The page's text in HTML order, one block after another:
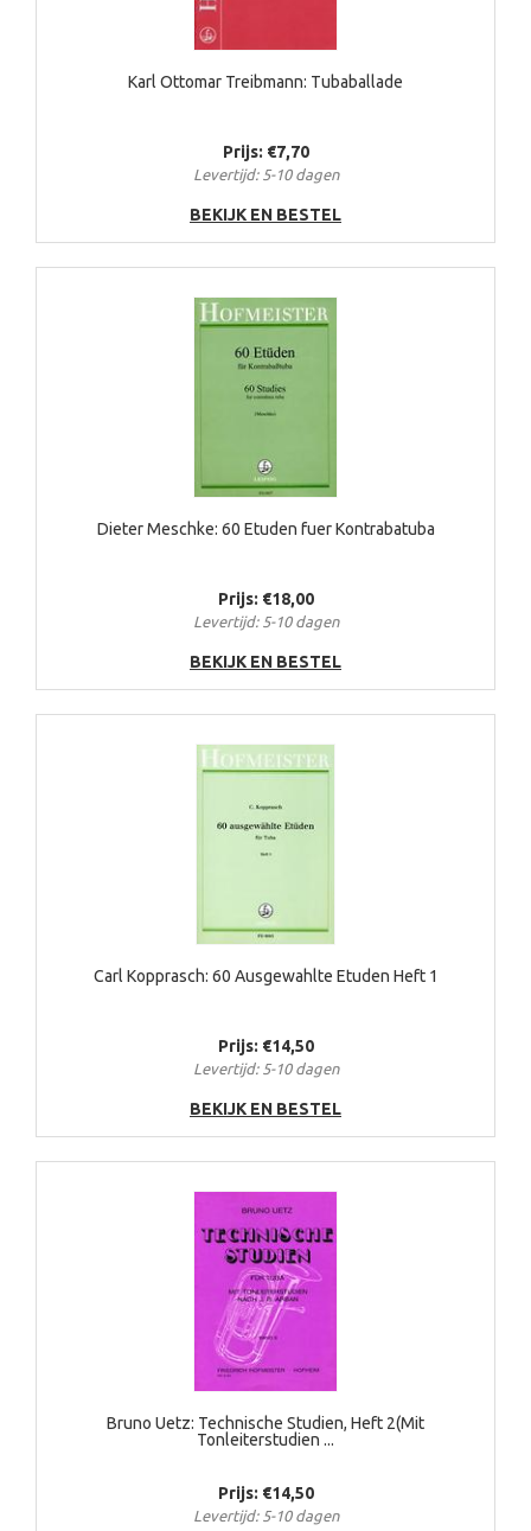
Karl Ottomar Treibmann: Tubaballade
Prijs: €7,70
Levertijd: 5-10 dagen
BEKIJK EN BESTEL
Dieter Meschke: 60 Etuden fuer Kontrabatuba
Prijs: €18,00
Levertijd: 5-10 dagen
BEKIJK EN BESTEL
Carl Kopprasch: 60 Ausgewahlte Etuden Heft 1
Prijs: €14,50
Levertijd: 5-10 dagen
BEKIJK EN BESTEL
Bruno Uetz: Technische Studien, Heft 2(Mit
Tonleiterstudien ...
Prijs: €14,50
Levertijd: 5-10 dagen